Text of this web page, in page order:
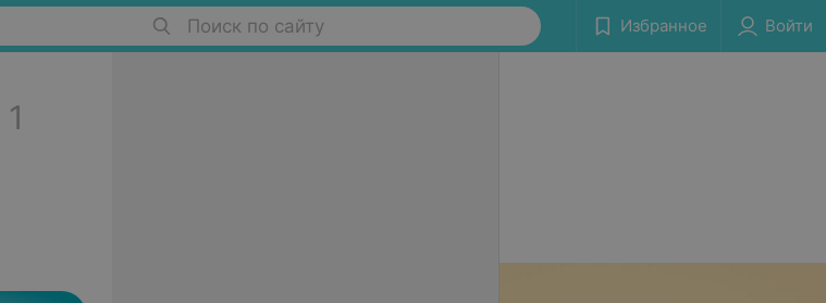
Поиск по сайту Избранное Войти
1